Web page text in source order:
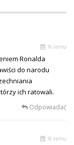
% temu
Ronalda
do narodu
ich ratowali.
Odpowiadać
% temu